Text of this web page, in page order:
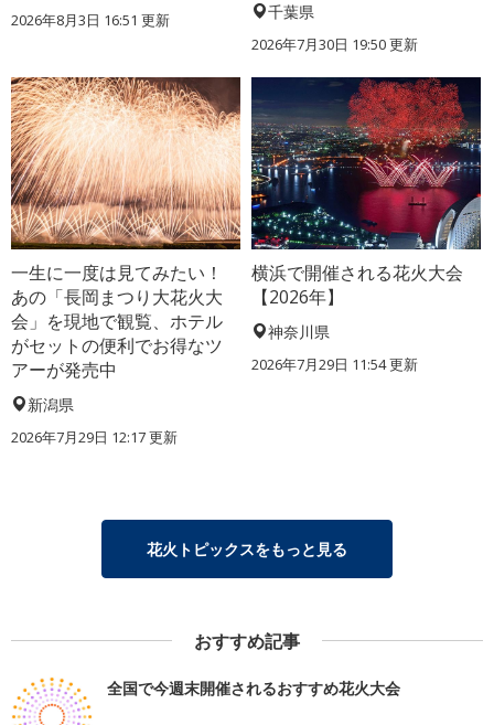
2026年8月3日 16:51 更新 千葉県
2026年7月30日 19:50 更新
一生に一度は見てみたい！
あの「長岡まつり大花火大
会」を現地で観覧、ホテル
がセットの便利でお得なツ
アーが発売中
新潟県
2026年7月29日 12:17 更新
横浜で開催される花火大会
【2026年】
神奈川県
2026年7月29日 11:54 更新
花火トピックスをもっと見る
おすすめ記事
全国で今週末開催されるおすすめ花火大会